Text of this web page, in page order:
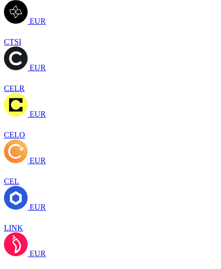
EUR
CTSI
EUR
CELR
EUR
CELO
EUR
CEL
EUR
LINK
EUR